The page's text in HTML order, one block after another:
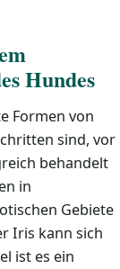
Hundes
Formen von
sind, vor
behandelt
in
Gebiete
Iris kann sich
ist es ein